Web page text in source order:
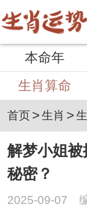
本命年
生肖算命
首页>生肖 >
解梦小姐
秘密？
2025-09-07